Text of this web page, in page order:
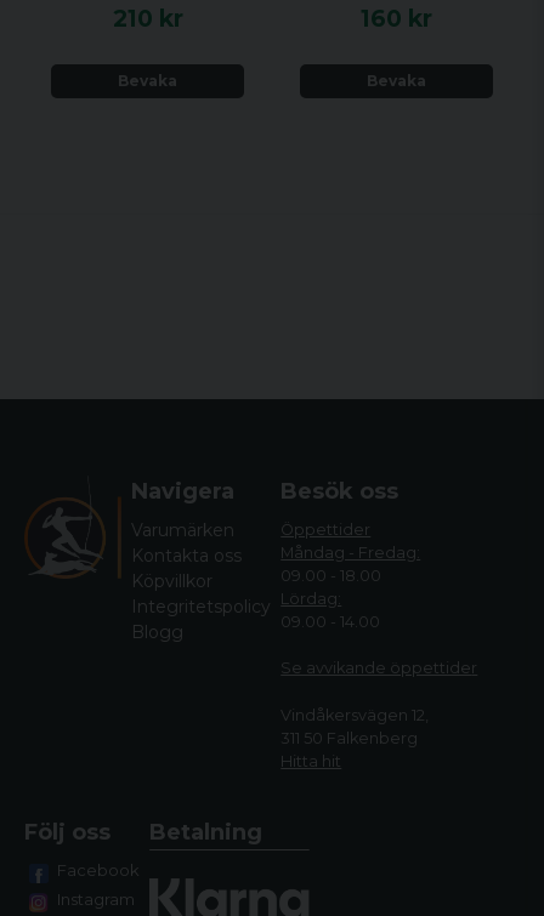
210 kr
Bevaka
160 kr
Bevaka
Navigera
Varumärken
Kontakta oss
Köpvillkor
Integritetspolicy
Blogg
Besök oss
Öppettider
Måndag - Fredag:
09.00 - 18.00
Lördag:
09.00 - 14.00
Se avvikande öppettider
Vindåkersvägen 12,
311 50 Falkenberg
Hitta hit
Följ oss
Facebook
Instagram
Betalning